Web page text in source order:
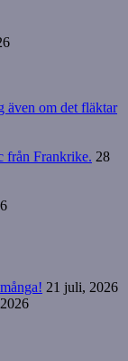
även om det fläktar
från Frankrike. 28
21 juli, 2026